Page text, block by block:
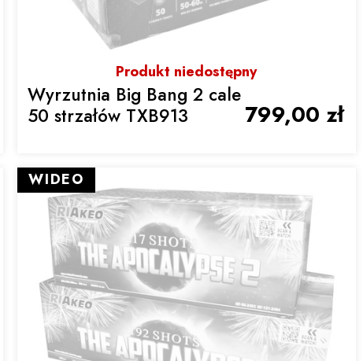
Produkt niedostępny
Wyrzutnia Big Bang 2 cale
50 strzałów TXB913
799,00 zł
WIDEO